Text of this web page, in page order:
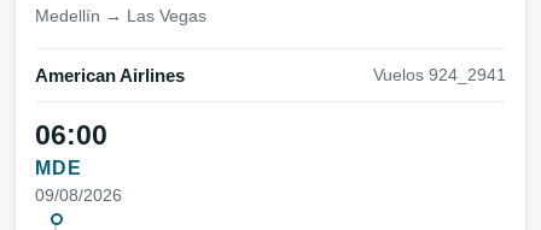
Medellín → Las Vegas
American Airlines Vuelos 924_2941
06:00
MDE
09/08/2026